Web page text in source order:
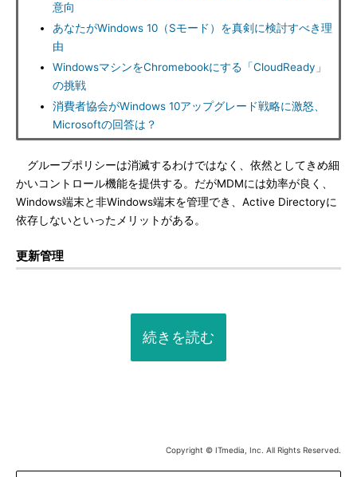
意向
あなたがWindows 10（Sモード）を真剣に検討すべき理
由
WindowsマシンをChromebookにする「CloudReady」
の挑戦
消費者協会がWindows 10アップグレード戦略に激怒、
Microsoftの回答は？
グループポリシーは消滅するわけではなく、依然としてきめ細
かいコントロール機能を提供する。だがMDMには効率が良く、
Windows端末と非Windows端末を管理でき、Active Directoryに
依存しないといったメリットがある。
更新管理
続きを読む
Copyright © ITmedia, Inc. All Rights Reserved.